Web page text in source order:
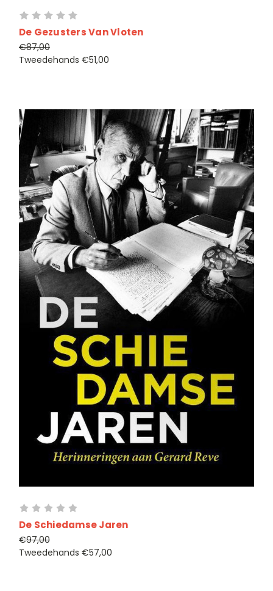
De Gezusters Van Vloten
€87,00
Tweedehands €51,00
De Schiedamse Jaren
€97,00
Tweedehands €57,00